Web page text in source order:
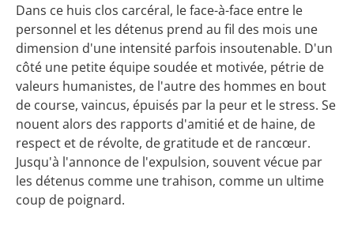
Dans ce huis clos carcéral, le face-à-face entre le
personnel et les détenus prend au fil des mois une
dimension d'une intensité parfois insoutenable. D'un
côté une petite équipe soudée et motivée, pétrie de
valeurs humanistes, de l'autre des hommes en bout
de course, vaincus, épuisés par la peur et le stress. Se
nouent alors des rapports d'amitié et de haine, de
respect et de révolte, de gratitude et de rancœur.
Jusqu'à l'annonce de l'expulsion, souvent vécue par
les détenus comme une trahison, comme un ultime
coup de poignard.